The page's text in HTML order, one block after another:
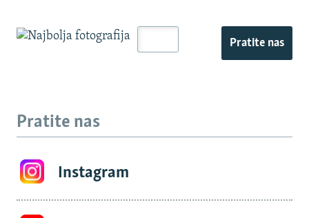
Pratite nas
Pratite nas
Instagram